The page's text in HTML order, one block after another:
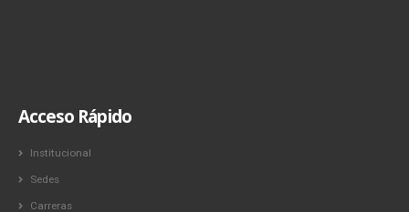
Acceso Rápido
Institucional
Sedes
Carreras